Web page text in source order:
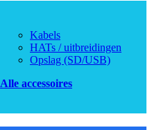
Kabels
HATs / uitbreidingen
Opslag (SD/USB)
Alle accessoires